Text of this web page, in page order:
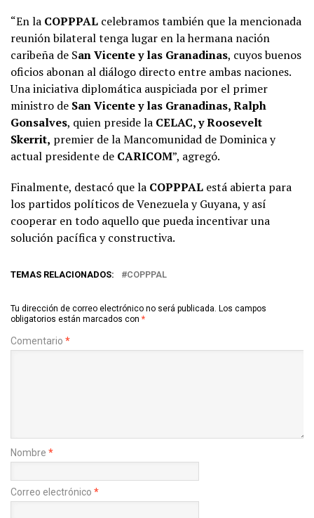
“En la COPPPAL celebramos también que la mencionada
reunión bilateral tenga lugar en la hermana nación
caribeña de San Vicente y las Granadinas, cuyos buenos
oficios abonan al diálogo directo entre ambas naciones.
Una iniciativa diplomática auspiciada por el primer
ministro de San Vicente y las Granadinas, Ralph
Gonsalves, quien preside la CELAC, y Roosevelt
Skerrit, premier de la Mancomunidad de Dominica y
actual presidente de CARICOM”, agregó.
Finalmente, destacó que la COPPPAL está abierta para
los partidos políticos de Venezuela y Guyana, y así
cooperar en todo aquello que pueda incentivar una
solución pacífica y constructiva.
TEMAS RELACIONADOS: COPPPAL
Tu dirección de correo electrónico no será publicada. Los campos
obligatorios están marcados con *
Comentario *
Nombre *
Correo electrónico *